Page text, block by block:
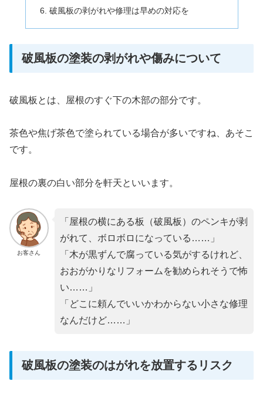
破風板の剥がれや修理は早めの対応を
破風板の塗装の剥がれや傷みについて
破風板とは、屋根のすぐ下の木部の部分です。
茶色や焦げ茶色で塗られている場合が多いですね、あそこ
です。
屋根の裏の白い部分を軒天といいます。
お客さん
「屋根の横にある板（破風板）のペンキが剥
がれて、ボロボロになっている……」
「木が黒ずんで腐っている気がするけれど、
おおがかりなリフォームを勧められそうで怖
い……」
「どこに頼んでいいかわからない小さな修理
なんだけど……」
破風板の塗装のはがれを放置するリスク